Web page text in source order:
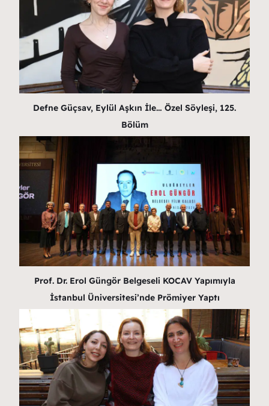
Defne Güçsav, Eylül Aşkın İle… Özel Söyleşi, 125.
Bölüm
Prof. Dr. Erol Güngör Belgeseli KOCAV Yapımıyla
İstanbul Üniversitesi’nde Prömiyer Yaptı